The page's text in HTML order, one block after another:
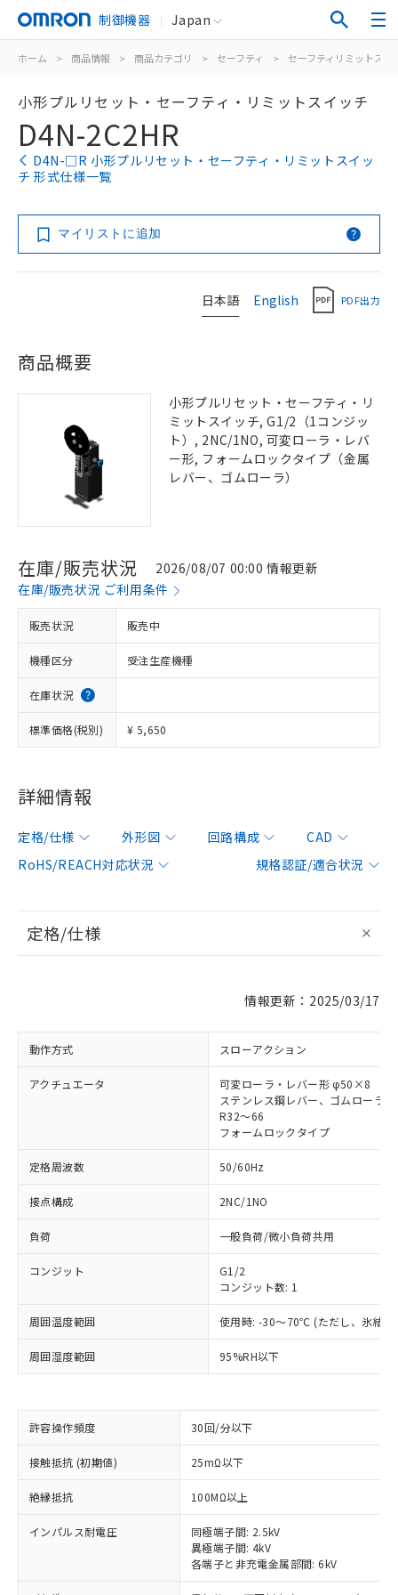
制御機器 Japan
ホーム > 商品情報 > 商品カテゴリ > セーフティ > セーフティリミットスイ
小形プルリセット・セーフティ・リミットスイッチ
D4N-2C2HR
D4N-□R 小形プルリセット・セーフティ・リミットスイッ
チ 形式仕様一覧
マイリストに追加
日本語 English PDF出力
商品概要
小形プルリセット・セーフティ・リ
ミットスイッチ, G1/2（1コンジッ
ト）, 2NC/1NO, 可変ローラ・レバ
ー形, フォームロックタイプ（金属
レバー、ゴムローラ）
在庫/販売状況
2026/08/07 00:00 情報更新
在庫/販売状況 ご利用条件
販売状況 販売中
機種区分 受注生産機種
在庫状況
標準価格(税別) ¥ 5,650
詳細情報
定格/仕様 外形図 回路構成
CAD
RoHS/REACH対応状況
規格認証/適合状況
定格/仕様
情報更新：2025/03/17
動作方式 スローアクション
アクチュエータ
可変ローラ・レバー形 φ50×8
ステンレス鋼レバー、ゴムローラ
R32～66
フォームロックタイプ
定格周波数 50/60Hz
接点構成 2NC/1NO
負荷 一般負荷/微小負荷共用
コンジット
G1/2
コンジット数: 1
周囲温度範囲 使用時: -30～70℃ (ただし、氷結し
周囲湿度範囲 95%RH以下
許容操作頻度 30回/分以下
接触抵抗 (初期値) 25mΩ以下
絶縁抵抗 100MΩ以上
インパルス耐電圧
同極端子間: 2.5kV
異極端子間: 4kV
各端子と非充電金属部間: 6kV
ご利用条件
以下の条件をお読みいただき、同意のうえ
※1 対応状況
対応済み：EU RoHS指令（10物質）の
非含有に対応した製品が提供可能な商品で
す。
対応予定：EU RoHS指令（10物質）の非含
有に対応した製品に切り替える予定のある
対応予定なし：EU RoHS指令（10物質）の
非含有に非対応の商品で、対応品を出す予